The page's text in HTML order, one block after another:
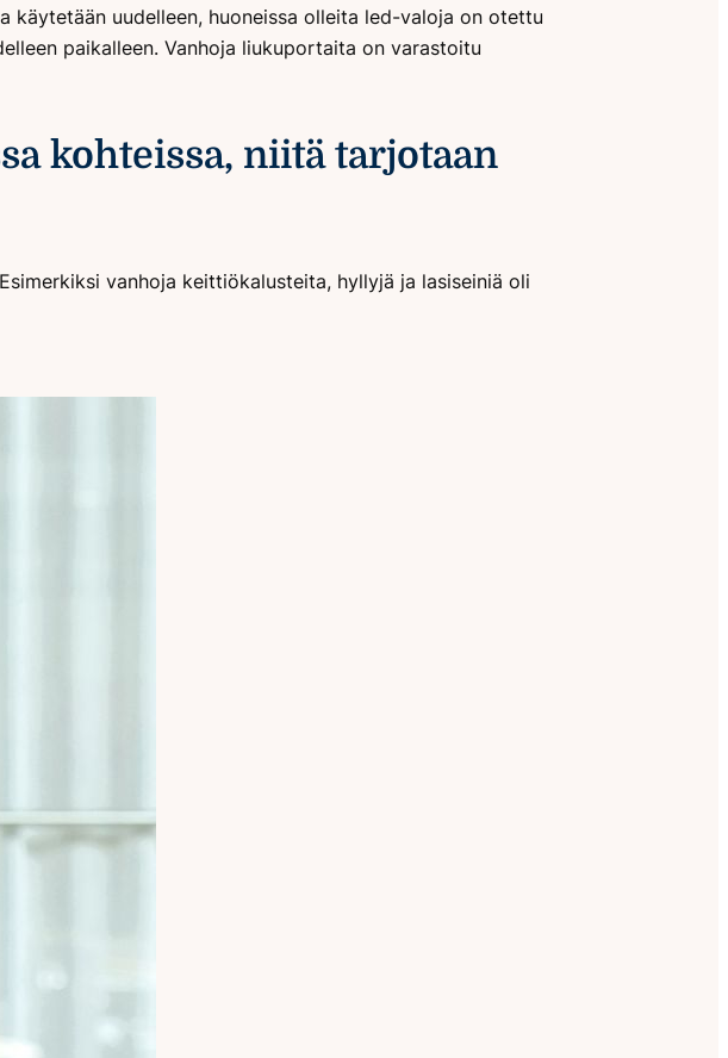
käytetään uudelleen, huoneissa olleita led-valoja on otettu
paikalleen. Vanhoja liukuportaita on varastoitu
kohteissa, niitä tarjotaan
vanhoja keittiökalusteita, hyllyjä ja lasiseiniä oli